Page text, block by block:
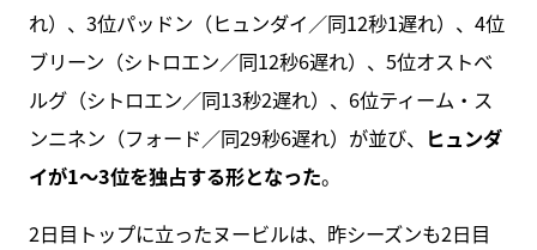
れ）、3位パッドン（ヒュンダイ／同12秒1遅れ）、4位
ブリーン（シトロエン／同12秒6遅れ）、5位オストベ
ルグ（シトロエン／同13秒2遅れ）、6位ティーム・ス
ンニネン（フォード／同29秒6遅れ）が並び、 ヒュンダ
イが1～3位を独占する形となった。
2日目トップに立ったヌービルは、昨シーズンも2日目